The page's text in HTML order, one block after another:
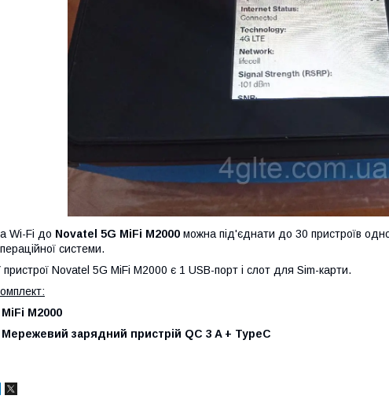
Wi-Fi до Novatel 5G MiFi M2000 можна під'єднати до 30 пристроїв
системи.
пристрої Novatel 5G MiFi M2000 є 1 USB-порт і слот для Sim-карти.
M2000
зарядний пристрій QC 3 A + TypeC